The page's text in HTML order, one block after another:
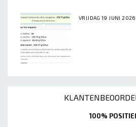
VRIJDAG 19 JUNI 2026
100%